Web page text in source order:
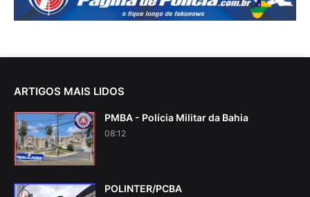
ARTIGOS MAIS LIDOS
PMBA - Polícia Militar da Bahia
08:12
POLINTER/PCBA